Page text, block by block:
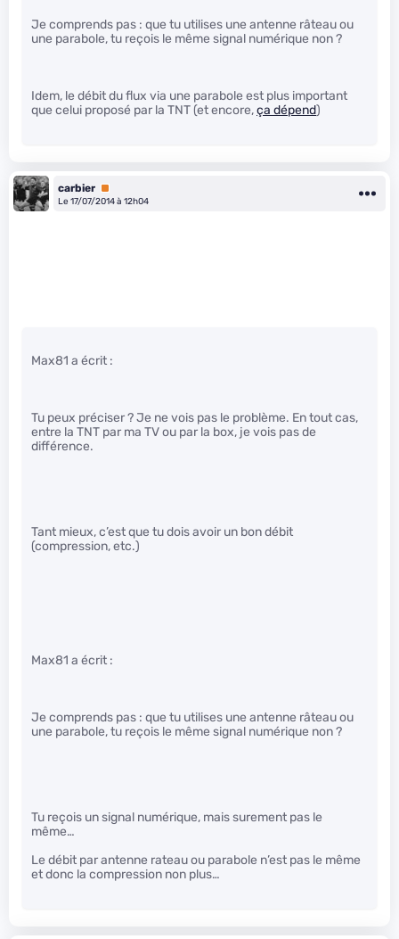
Je comprends pas : que tu utilises une antenne râteau ou
une parabole, tu reçois le même signal numérique non ?
Idem, le débit du flux via une parabole est plus important
que celui proposé par la TNT (et encore,ça dépend)
carbier Premium
Le 17/07/2014 à 12h04
Max81 a écrit :
Tu peux préciser ? Je ne vois pas le problème. En tout cas,
entre la TNT par ma TV ou par la box, je vois pas de
différence.
Tant mieux, c’est que tu dois avoir un bon débit
(compression, etc.)
Max81 a écrit :
Je comprends pas : que tu utilises une antenne râteau ou
une parabole, tu reçois le même signal numérique non ?
Tu reçois un signal numérique, mais surement pas le
même…
Le débit par antenne rateau ou parabole n’est pas le même
et donc la compression non plus…